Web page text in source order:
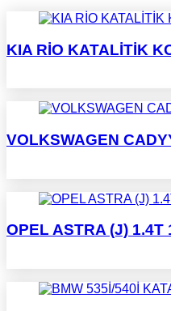
KIA RİO KATALİTİK
VOLKSWAGEN
OPEL ASTRA (J)